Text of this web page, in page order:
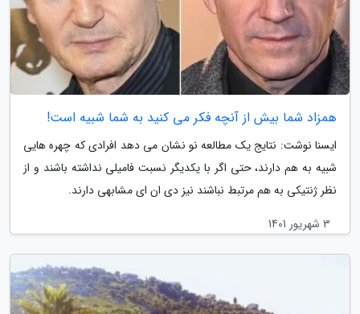
همزاد شما بیش از آنچه فکر می کنید به شما شبیه است!
ایسنا نوشت: نتایج یک مطالعه نو نشان می دهد افرادی که چهره هایی
شبیه به هم دارند، حتی اگر با یکدیگر نسبت فامیلی نداشته باشند و از
نظر ژنتیکی به هم مرتبط نباشند نیز دی ان ای مشابهی دارند.
3 شهریور 1401